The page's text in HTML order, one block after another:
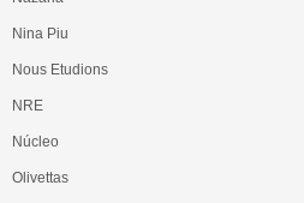
Nina Piu
Nous Etudions
NRE
Núcleo
Olivettas